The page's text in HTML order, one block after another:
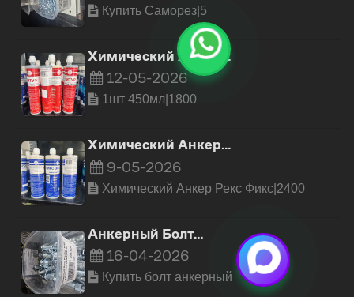
Купить Cаморез|5
Химический Анкер…
12-05-2026
1шт 450мл|1800
Химический Анкер…
9-05-2026
Химический Анкер Рекс Фикс|2400
Анкерный Болт…
16-04-2026
Купить болт анкерный